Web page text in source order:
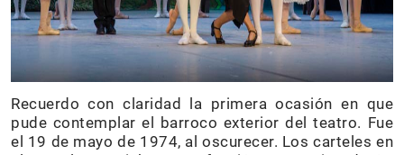
Recuerdo con claridad la primera ocasión en que
pude contemplar el barroco exterior del teatro. Fue
el 19 de mayo de 1974, al oscurecer. Los carteles en